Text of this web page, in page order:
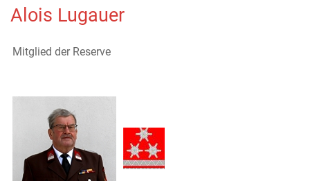
Alois Lugauer
Mitglied der Reserve